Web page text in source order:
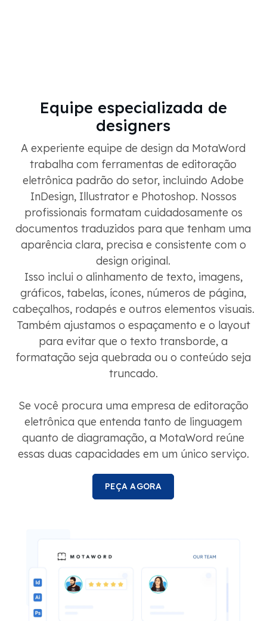
Equipe especializada de
designers
A experiente equipe de design da MotaWord
trabalha com ferramentas de editoração
eletrônica padrão do setor, incluindo Adobe
InDesign, Illustrator e Photoshop. Nossos
profissionais formatam cuidadosamente os
documentos traduzidos para que tenham uma
aparência clara, precisa e consistente com o
design original.
Isso inclui o alinhamento de texto, imagens,
gráficos, tabelas, ícones, números de página,
cabeçalhos, rodapés e outros elementos visuais.
Também ajustamos o espaçamento e o layout
para evitar que o texto transborde, a
formatação seja quebrada ou o conteúdo seja
truncado.
Se você procura uma empresa de editoração
eletrônica que entenda tanto de linguagem
quanto de diagramação, a MotaWord reúne
essas duas capacidades em um único serviço.
PEÇA AGORA